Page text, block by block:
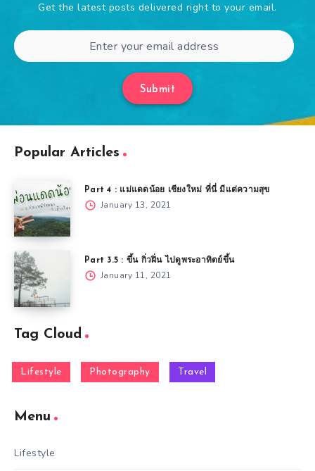
Get the latest posts delivered right to your email.
Submit
Popular Articles
Part 4 : แม่แดดน้อย เชียงใหม่ ที่นี่ มีแต่ความสุข
January 13, 2021
Part 3.5 : ขึ้น กิ่วฝิ่น ไปดูพระอาทิตย์ขึ้น
January 11, 2021
Tag Cloud
Lifestyle Photography Travel
Menu
Lifestyle